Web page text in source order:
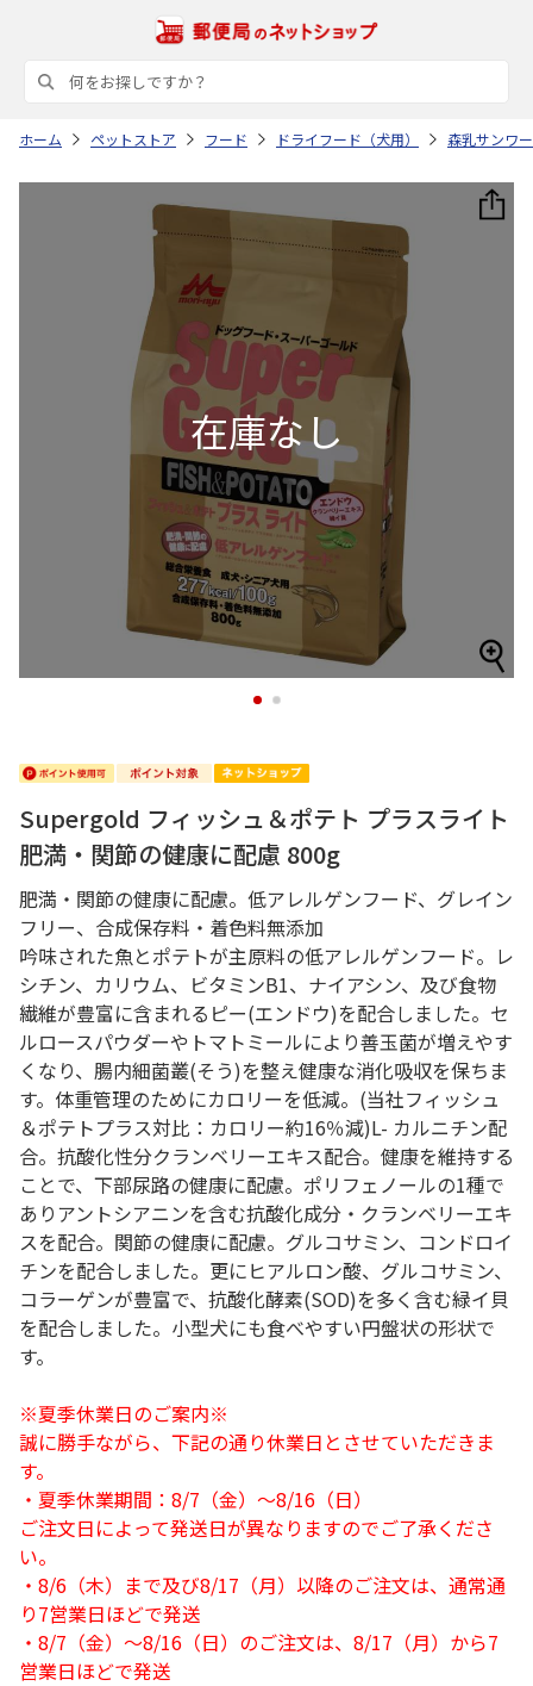
ホーム ペットストア フード ドライフード（犬用） 森乳サンワ
1 2
Supergold フィッシュ＆ポテト プラスライト
肥満・関節の健康に配慮 800g
肥満・関節の健康に配慮。低アレルゲンフード、グレイン
フリー、合成保存料・着色料無添加
吟味された魚とポテトが主原料の低アレルゲンフード。レ
シチン、カリウム、ビタミンB1、ナイアシン、及び食物
繊維が豊富に含まれるピー(エンドウ)を配合しました。セ
ルロースパウダーやトマトミールにより善玉菌が増えやす
くなり、腸内細菌叢(そう)を整え健康な消化吸収を保ちま
す。体重管理のためにカロリーを低減。(当社フィッシュ
＆ポテトプラス対比：カロリー約16％減)L- カルニチン配
合。抗酸化性分クランベリーエキス配合。健康を維持する
ことで、下部尿路の健康に配慮。ポリフェノールの1種で
ありアントシアニンを含む抗酸化成分・クランベリーエキ
スを配合。関節の健康に配慮。グルコサミン、コンドロイ
チンを配合しました。更にヒアルロン酸、グルコサミン、
コラーゲンが豊富で、抗酸化酵素(SOD)を多く含む緑イ貝
を配合しました。小型犬にも食べやすい円盤状の形状で
す。
※夏季休業日のご案内※
誠に勝手ながら、下記の通り休業日とさせていただきま
す。
・夏季休業期間：8/7（金）～8/16（日）
ご注文日によって発送日が異なりますのでご了承くださ
い。
・8/6（木）まで及び8/17（月）以降のご注文は、通常通
り7営業日ほどで発送
・8/7（金）～8/16（日）のご注文は、8/17（月）から7
営業日ほどで発送